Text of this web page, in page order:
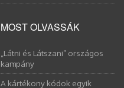
MOST OLVASSÁK
„Látni és Látszani” országos
kampány
A kártékony kódok egyik